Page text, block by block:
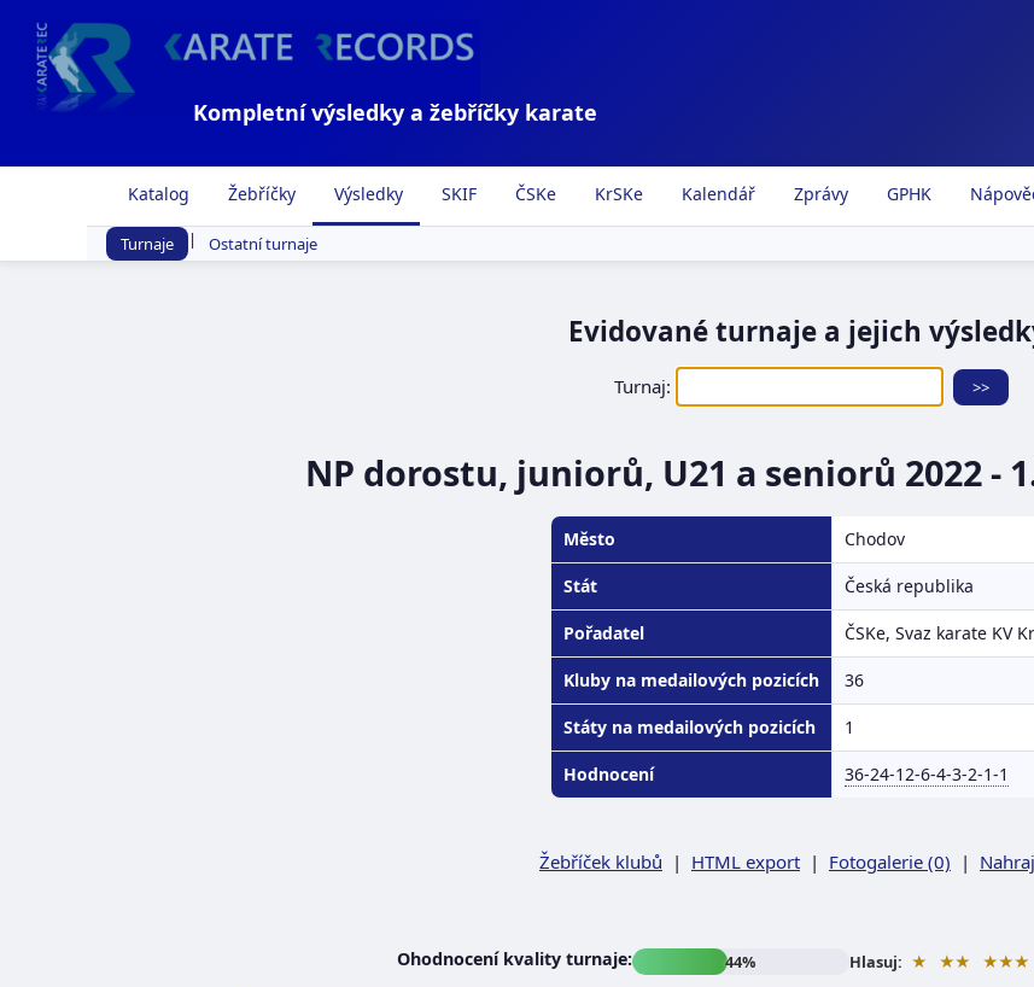
Kompletní výsledky a žebříčky karate
Katalog Žebříčky Výsledky SKIF ČSKe KrSKe Kalendář Zprávy GPHK
Turnaje | Ostatní turnaje
Evidované turnaje a jejich
Turnaj:
NP dorostu, juniorů, U21 a seniorů 2022 -
Město Chodov
Stát Česká republika
Pořadatel ČSKe, Svaz karate KV
Kluby na medailových pozicích 36
Státy na medailových pozicích 1
Hodnocení 36-24-12-6-4-3-2-1-1
Žebříček klubů | HTML export | Fotogalerie (0) |
Ohodnocení kvality turnaje: 44% Hlasuj: ★ ★★ ★★★